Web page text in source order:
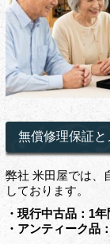
無償修理保証
弊社 米田屋では、
しております。
・現行中古品：1年
・アンティーク品